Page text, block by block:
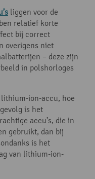
liggen voor de
relatief korte
bij correct
overigens niet
– deze zijn
in polshorloges
ion-accu, hoe
is het
accu’s, die in
gebruikt, dan bij
is het
van lithium-ion-